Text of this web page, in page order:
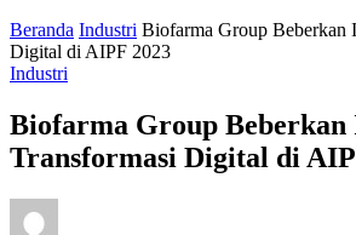
Beranda Industri Biofarma Group Beberkan
Digital di AIPF 2023
Industri
Biofarma Group Beberkan
Transformasi Digital di